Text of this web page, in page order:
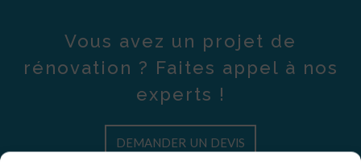
Vous avez un projet de
rénovation ? Faites appel à nos
experts !
DEMANDER UN DEVIS